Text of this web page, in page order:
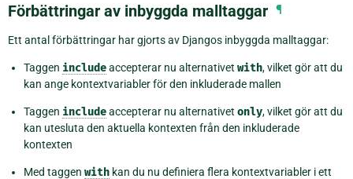
Förbättringar av inbyggda malltaggar ¶
Ett antal förbättringar har gjorts av Djangos inbyggda malltaggar:
Taggen includeaccepterar nu alternativet with, vilket gör att du
kan ange kontextvariabler för den inkluderade mallen
Taggen includeaccepterar nu alternativet only, vilket gör att du
kan utesluta den aktuella kontexten från den inkluderade
kontexten
Med taggen with kan du nu definiera flera kontextvariabler i ett